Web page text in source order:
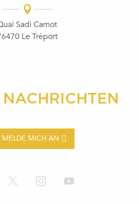
Sadi Carnot
Le Tréport
NACHRICHTEN
MELDE MICH AN